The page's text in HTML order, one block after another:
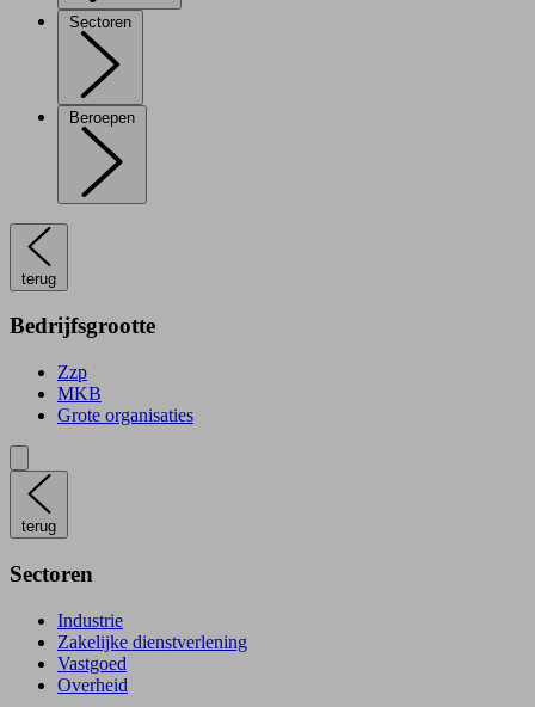
Sectoren
Beroepen
terug
Bedrijfsgrootte
Zzp
MKB
Grote organisaties
terug
Sectoren
Industrie
Zakelijke dienstverlening
Vastgoed
Overheid